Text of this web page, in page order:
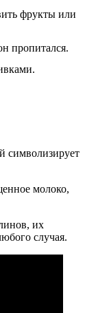
фрукты или
пропитался.
символизирует
молоко,
их
случая.